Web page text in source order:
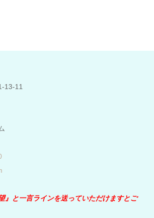
13-11
』と一言ラインを送っていただけますとご